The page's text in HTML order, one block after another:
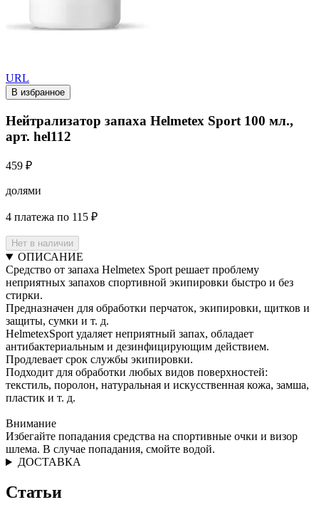
URL
В избранное
Нейтрализатор запаха Helmetex Sport 100 мл.,
арт. hel112
459 ₽
долями
4 платежа по 115 ₽
Нет в наличии
ОПИСАНИЕ
Средство от запаха Helmetex Sport решает проблему
неприятных запахов спортивной экипировки быстро и без
стирки.
Предназначен для обработки перчаток, экипировки, щитков и
защиты, сумки и т. д.
HelmetexSport удаляет неприятный запах, обладает
антибактериальным и дезинфицирующим действием.
Продлевает срок службы экипировки.
Подходит для обработки любых видов поверхностей:
текстиль, поролон, натуральная и искусственная кожа, замша,
пластик и т. д.
Внимание
Избегайте попадания средства на спортивные очки и визор
шлема. В случае попадания, смойте водой.
ДОСТАВКА
Статьи